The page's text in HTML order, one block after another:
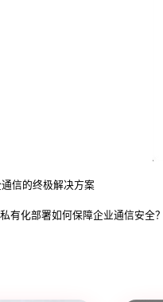
信的终极解决方案
有化部署如何保障企业通信安全？